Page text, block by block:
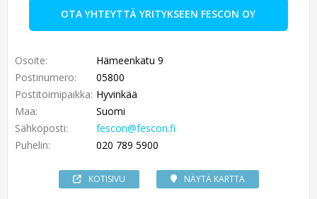
OTA YHTEYTTÄ YRITYKSEEN FESCON OY
Osoite:
Hämeenkatu 9
Postinumero:
05800
Postitoimipaikka: Hyvinkää
Maa:
Suomi
Sähköposti:
fescon@fescon.fi
Puhelin:
020 789 5900
KOTISIVU NÄYTÄ KARTTA